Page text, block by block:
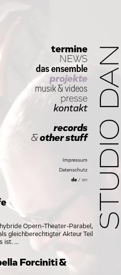
termine
NEWS
das ensemble
projekte
musik& videos
presse
kontakt
records
& other stuff
Impressum
Datenschutz
de/ en
Opern-Theater-Parabel,
gleichberechtigter Akteur Teil
ist.
Forciniti &